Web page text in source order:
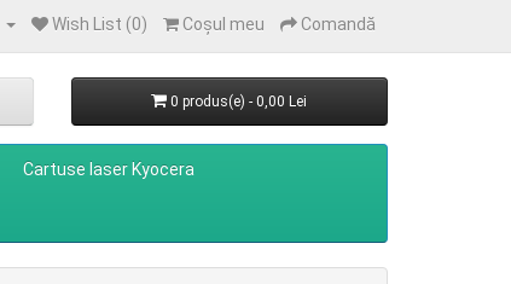
Wish List (0) Coşul meu Comandă
0 produs(e) - 0,00 Lei
Cartuse laser Kyocera